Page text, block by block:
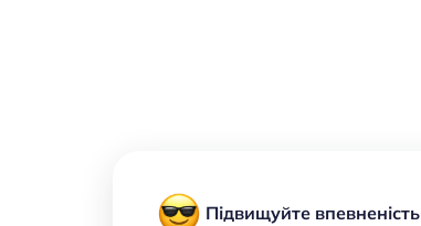
Підвищуйте впевненість